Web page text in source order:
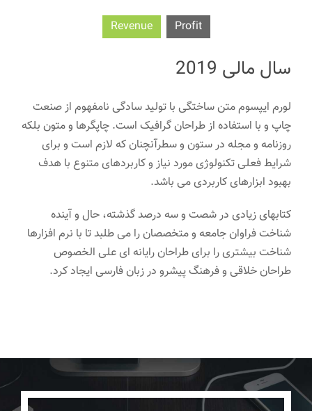
Revenue Profit
سال مالی 2019
لورم ایپسوم متن ساختگی با تولید سادگی نامفهوم از صنعت
چاپ و با استفاده از طراحان گرافیک است. چاپگرها و متون بلکه
روزنامه و مجله در ستون و سطرآنچنان که لازم است و برای
شرایط فعلی تکنولوژی مورد نیاز و کاربردهای متنوع با هدف
بهبود ابزارهای کاربردی می باشد.
کتابهای زیادی در شصت و سه درصد گذشته، حال و آینده
شناخت فراوان جامعه و متخصصان را می طلبد تا با نرم افزارها
شناخت بیشتری را برای طراحان رایانه ای علی الخصوص
طراحان خلاقی و فرهنگ پیشرو در زبان فارسی ایجاد کرد.